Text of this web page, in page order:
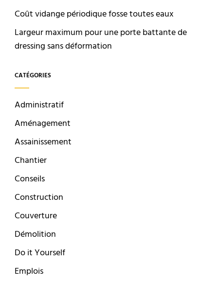
Coût vidange périodique fosse toutes eaux
Largeur maximum pour une porte battante de
dressing sans déformation
CATÉGORIES
Administratif
Aménagement
Assainissement
Chantier
Conseils
Construction
Couverture
Démolition
Do it Yourself
Emplois